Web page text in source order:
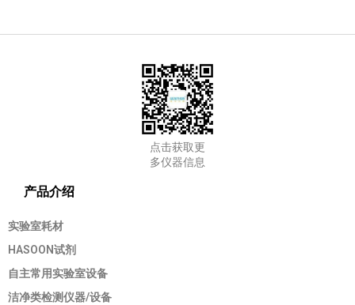
点击获取更
多仪器信息
产品介绍
实验室耗材
HASOON试剂
自主常用实验室设备
洁净类检测仪器/设备